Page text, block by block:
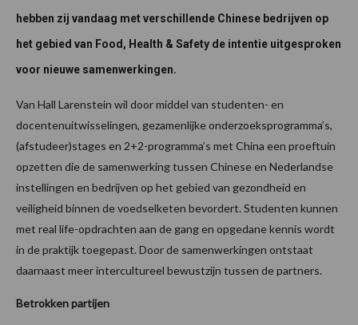
hebben zij vandaag met verschillende Chinese bedrijven op
het gebied van Food, Health & Safety de intentie uitgesproken
voor nieuwe samenwerkingen.
Van Hall Larenstein wil door middel van studenten- en
docentenuitwisselingen, gezamenlijke onderzoeksprogramma’s,
(afstudeer)stages en 2+2-programma’s met China een proeftuin
opzetten die de samenwerking tussen Chinese en Nederlandse
instellingen en bedrijven op het gebied van gezondheid en
veiligheid binnen de voedselketen bevordert. Studenten kunnen
met real life-opdrachten aan de gang en opgedane kennis wordt
in de praktijk toegepast. Door de samenwerkingen ontstaat
daarnaast meer intercultureel bewustzijn tussen de partners.
Betrokken partijen